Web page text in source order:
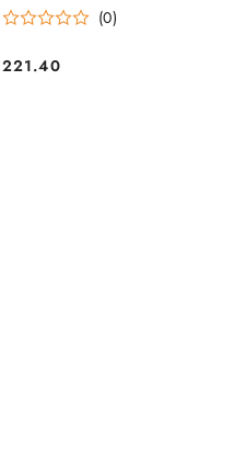
(0)
Cena:
221.40